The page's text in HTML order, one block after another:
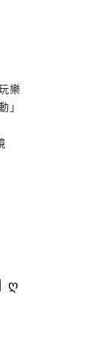
樂
」
ღ